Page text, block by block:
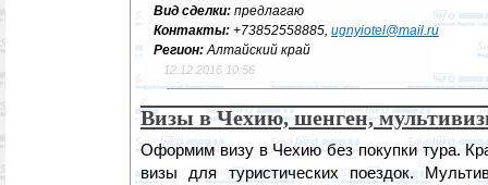
Вид сделки: предлагаю
Контакты: +73852558885, ugnyiotel@mail.ru
Регион:Алтайский край
12.12.2016 10:56
Визы в Чехию, шенген,
Оформим визу в Чехию без покупки тура.
визы для туристических поездок.